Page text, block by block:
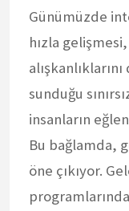
Günümüzde
hızla
sunduğu
insanların
Bu bağlamda,
öne çıkıyor.